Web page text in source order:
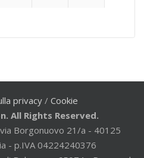
privacy / Cookie
All Rights Reserved.
Borgonuovo 21/a - 40125
- p.IVA 04224240376